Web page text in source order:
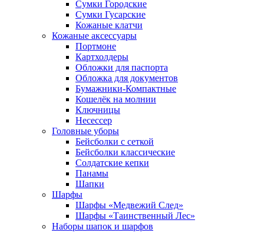
Сумки Городские
Сумки Гусарские
Кожаные клатчи
Кожаные аксессуары
Портмоне
Картхолдеры
Обложки для паспорта
Обложка для документов
Бумажники-Компактные
Кошелёк на молнии
Ключницы
Несессер
Головные уборы
Бейсболки с сеткой
Бейсболки классические
Солдатские кепки
Панамы
Шапки
Шарфы
Шарфы «Медвежий След»
Шарфы «Таинственный Лес»
Наборы шапок и шарфов